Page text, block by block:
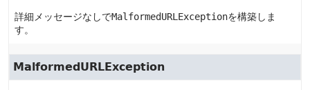
詳細メッセージなしでMalformedURLExceptionを構築しま
す。
MalformedURLException